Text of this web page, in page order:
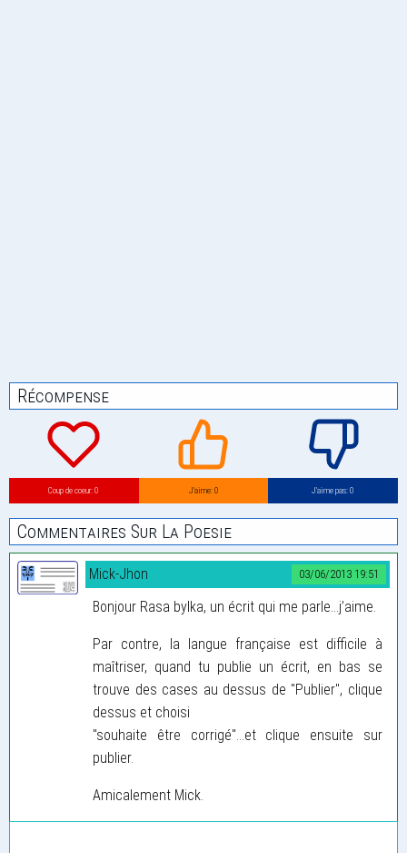
Récompense
Coup de coeur: 0 J’aime: 0 J’aime pas: 0
Commentaires Sur La Poesie
03/06/2013 19:51
Mick-Jhon
Bonjour Rasa bylka, un écrit qui me parle...j’aime.
Par contre, la langue française est difficile à
maîtriser, quand tu publie un écrit, en bas se
trouve des cases au dessus de "Publier", clique
dessus et choisi
"souhaite être corrigé"...et clique ensuite sur
publier.
Amicalement Mick.